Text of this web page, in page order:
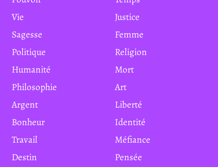
Vie
Justice
Sagesse
Femme
Politique
Religion
Humanité
Mort
Philosophie
Art
Argent
Liberté
Bonheur
Identité
Travail
Méfiance
Destin
Pensée